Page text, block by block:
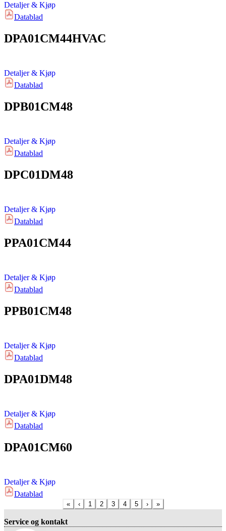
Detaljer & Kjøp
Datablad
DPA01CM44HVAC
Detaljer & Kjøp
Datablad
DPB01CM48
Detaljer & Kjøp
Datablad
DPC01DM48
Detaljer & Kjøp
Datablad
PPA01CM44
Detaljer & Kjøp
Datablad
PPB01CM48
Detaljer & Kjøp
Datablad
DPA01DM48
Detaljer & Kjøp
Datablad
DPA01CM60
Detaljer & Kjøp
Datablad
« ‹ 1 2 3 4 5 › »
Service og kontakt